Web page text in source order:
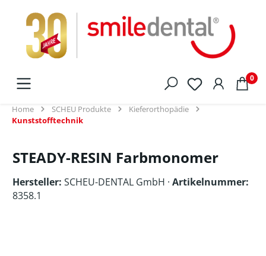
springen
0
Home SCHEU Produkte
Kieferorthopädie
Kunststofftechnik
STEADY-RESIN Farbmonomer
Hersteller: SCHEU-DENTAL GmbH · Artikelnummer:
8358.1